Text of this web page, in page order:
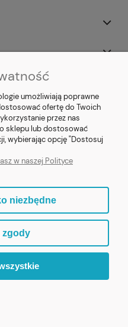
| Tel.:511546060| NIP:
12, 03-802 Warszawa
PREZENT
Shoper.pl
umożliwiają poprawne
ofertę do Twoich
przez nas
sklepu lub dostosować
wybierając opcję "Dostosuj
w naszej Polityce
niezbędne
zgody